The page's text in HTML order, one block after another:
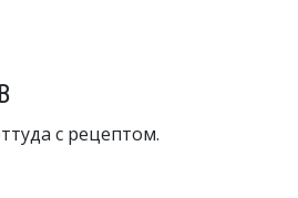
с рецептом.